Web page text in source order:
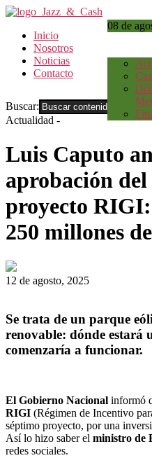
08 de
Inicio
Nosotros
Noticias
Contacto
Buscar:
Actualidad -
Luis Caputo
aprobación
proyecto
250 millones
12 de agosto, 2025
Se trata de un parque
renovable: dónde estará
comenzaría a funcionar.
El Gobierno Nacional informó
RIGI (Régimen de Incentivo
séptimo proyecto, por una
Así lo hizo saber el ministro de
redes sociales.